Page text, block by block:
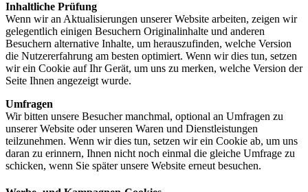
Inhaltliche Prüfung
Wenn wir an Aktualisierungen unserer Website arbeiten, zeigen wir
gelegentlich einigen Besuchern Originalinhalte und anderen
Besuchern alternative Inhalte, um herauszufinden, welche Version
die Nutzererfahrung am besten optimiert. Wenn wir dies tun, setzen
wir ein Cookie auf Ihr Gerät, um uns zu merken, welche Version der
Seite Ihnen angezeigt wurde.
Umfragen
Wir bitten unsere Besucher manchmal, optional an Umfragen zu
unserer Website oder unseren Waren und Dienstleistungen
teilzunehmen. Wenn wir dies tun, setzen wir ein Cookie ab, um uns
daran zu erinnern, Ihnen nicht noch einmal die gleiche Umfrage zu
schicken, wenn Sie später unsere Website erneut besuchen.